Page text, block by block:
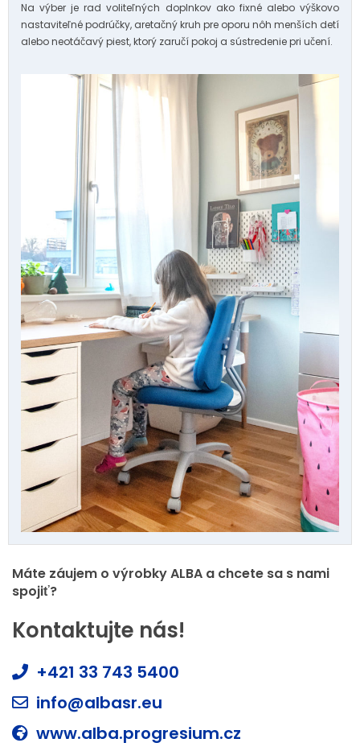
Na výber je rad voliteľných doplnkov ako fixné alebo výškovo
nastaviteľné podrúčky, aretačný kruh pre oporu nôh menších detí
alebo neotáčavý piest, ktorý zaručí pokoj a sústredenie pri učení.
Máte záujem o výrobky ALBA a chcete sa s nami
spojiť?
Kontaktujte nás!
+421 33 743 5400
info@albasr.eu
www.alba.progresium.cz